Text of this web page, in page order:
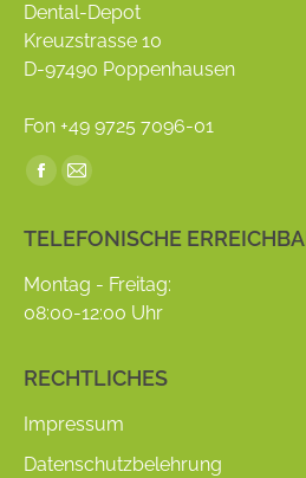
Dental-Depot
Kreuzstrasse 10
D-97490 Poppenhausen
Fon +49 9725 7096-01
Find us on:
Facebook
opens
in
new
Mail
opens
in
new
TELEFONISCHE
Montag - Freitag:
08:00-12:00 Uhr
RECHTLICHES
Impressum
Datenschutzbelehrung